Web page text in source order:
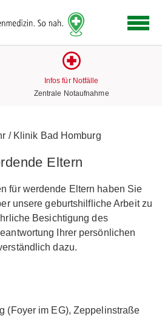
Link
zur
Infos für Notfälle
Zentrale Notaufnahme
/Klinik Bad Homburg
Eltern
für werdende Eltern haben Sie
unsere geburtshilfliche Arbeit zu
Besichtigung des
Ihrer persönlichen
dazu.
(Foyer im EG), Zeppelinstraße